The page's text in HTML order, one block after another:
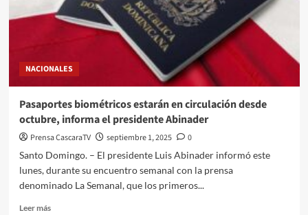
NACIONALES
Pasaportes biométricos estarán en circulación desde
octubre, informa el presidente Abinader
Prensa CascaraTV septiembre 1, 2025
0
Santo Domingo. – El presidente Luis Abinader informó este
lunes, durante su encuentro semanal con la prensa
denominado La Semanal, que los primeros...
Leer más